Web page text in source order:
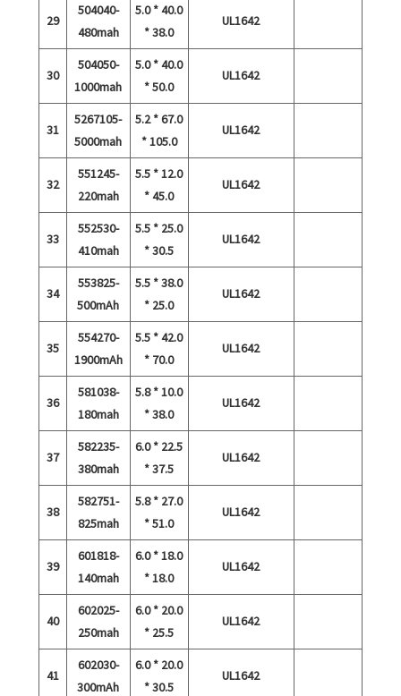
29
504040-
480mah
5.0 * 40.0
* 38.0
UL1642
30
504050-
1000mah
5.0 * 40.0
* 50.0
UL1642
31
5267105-
5000mah
5.2 * 67.0
* 105.0
UL1642
32
551245-
220mah
5.5 * 12.0
* 45.0
UL1642
33
552530-
410mah
5.5 * 25.0
* 30.5
UL1642
34
553825-
500mAh
5.5 * 38.0
* 25.0
UL1642
35
554270-
1900mAh
5.5 * 42.0
* 70.0
UL1642
36
581038-
180mah
5.8 * 10.0
* 38.0
UL1642
37
582235-
380mah
6.0 * 22.5
* 37.5
UL1642
38
582751-
825mah
5.8 * 27.0
* 51.0
UL1642
39
601818-
140mah
6.0 * 18.0
* 18.0
UL1642
40
602025-
250mah
6.0 * 20.0
* 25.5
UL1642
41
602030-
300mAh
6.0 * 20.0
* 30.5
UL1642